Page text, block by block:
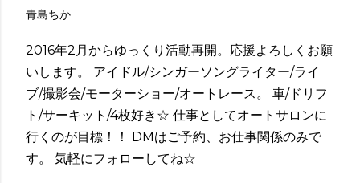
青島ちか
2016年2月からゆっくり活動再開。応援よろしくお願
いします。 アイドル/シンガーソングライター/ライ
ブ/撮影会/モーターショー/オートレース。 車/ドリフ
ト/サーキット/4枚好き☆ 仕事としてオートサロンに
行くのが目標！！ DMはご予約、お仕事関係のみで
す。 気軽にフォローしてね☆